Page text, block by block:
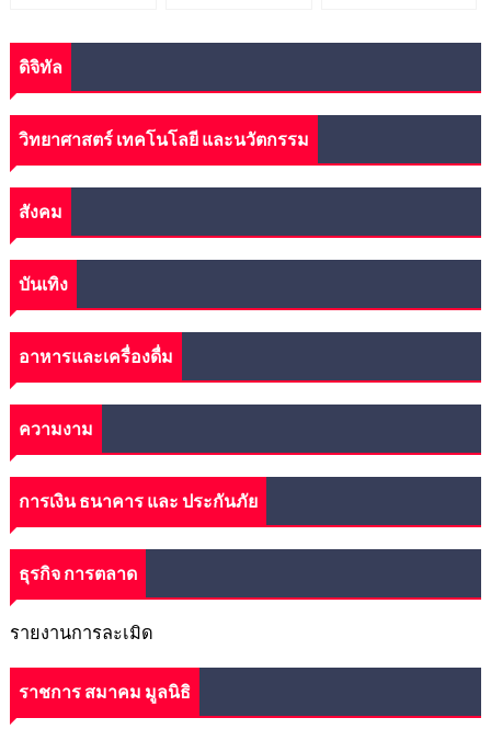
ดิจิทัล
วิทยาศาสตร์ เทคโนโลยี และนวัตกรรม
สังคม
บันเทิง
อาหารและเครื่องดื่ม
ความงาม
การเงิน ธนาคาร และ ประกันภัย
ธุรกิจ การตลาด
รายงานการละเมิด
ราชการ สมาคม มูลนิธิ